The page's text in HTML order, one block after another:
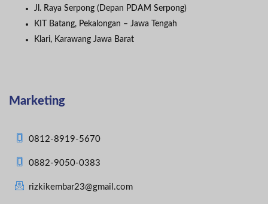
Jl. Raya Serpong (Depan PDAM Serpong)
KIT Batang, Pekalongan – Jawa Tengah
Klari, Karawang Jawa Barat
Marketing
0812-8919-5670
0882-9050-0383
rizkikembar23@gmail.com